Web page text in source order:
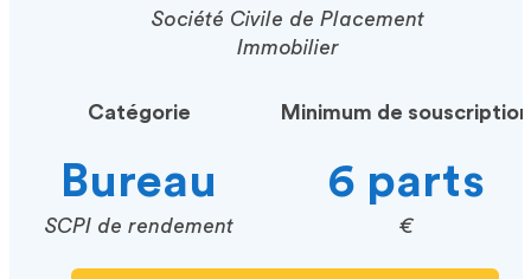
Société Civile de Placement
Immobilier
Catégorie
Bureau
SCPI de rendement
Minimum de souscription
6 parts
€